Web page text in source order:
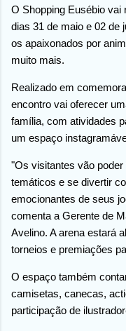
O Shopping Eusébio vai
dias 31 de maio e 02 de
os apaixonados por
muito mais.
Realizado em
encontro vai oferecer
família, com atividades
um espaço
"Os visitantes vão
temáticos e se divertir
emocionantes de seus
comenta a Gerente de
Avelino. A arena estará
torneios e premiações
O espaço também
camisetas, canecas,
participação de